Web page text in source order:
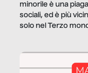
minorile è una
sociali, ed è più
solo nel Terzo